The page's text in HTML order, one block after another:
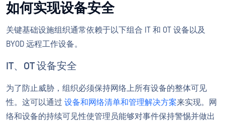
如何实现设备安全
关键基础设施组织通常依赖于以下组合 IT 和 OT 设备以及
BYOD 远程工作设备。
IT、OT 设备安全
为了防止威胁，组织必须保持网络上所有设备的整体可见
性。这可以通过 设备和网络清单和管理解决方案来实现。网
络和设备的持续可见性使管理员能够对事件保持警惕并做出